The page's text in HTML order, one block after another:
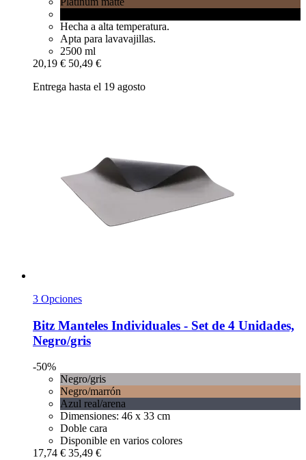
Hecha a alta temperatura.
Apta para lavavajillas.
2500 ml
20,19 € 50,49 €
Entrega hasta el 19 agosto
3 Opciones
Bitz Manteles Individuales -​ Set de 4 Unidades,
Negro/gris
-50%
Negro/gris
Negro/marrón
Azul real/arena
Dimensiones: 46 x 33 cm
Doble cara
Disponible en varios colores
17,74 € 35,49 €